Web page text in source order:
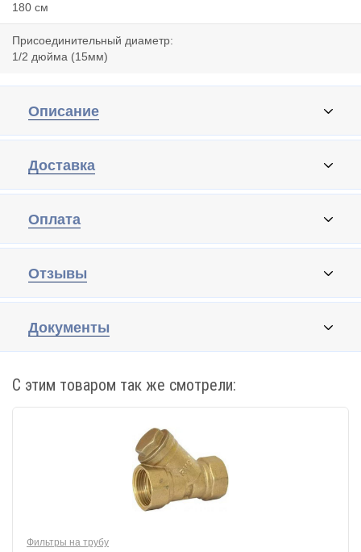
180 cм
Присоединительный диаметр:
1/2 дюйма (15мм)
Описание
Доставка
Оплата
Отзывы
Документы
С этим товаром так же смотрели:
Фильтры на трубу